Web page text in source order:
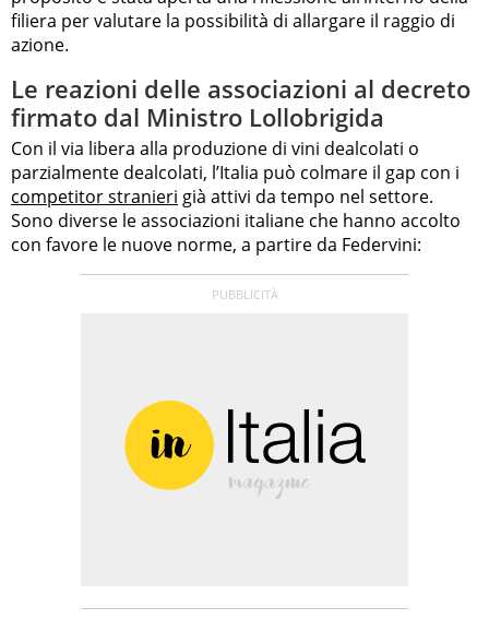
filiera per valutare la possibilità di allargare il raggio di
azione.
Le reazioni delle associazioni al decreto
firmato dal Ministro Lollobrigida
Con il via libera alla produzione di vini dealcolati o
parzialmente dealcolati, l’Italia può colmare il gap con i
competitor stranieri già attivi da tempo nel settore.
Sono diverse le associazioni italiane che hanno accolto
con favore le nuove norme, a partire da Federvini: